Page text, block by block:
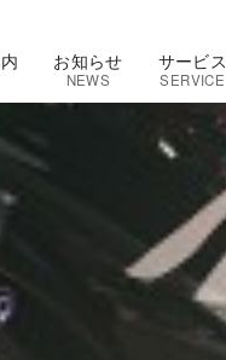
お知らせ
NEWS
サービス
SERVICE